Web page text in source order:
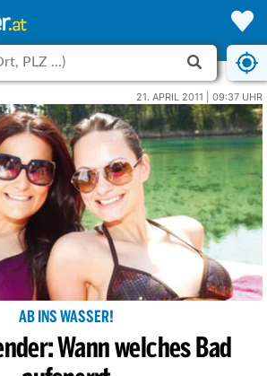
21. APRIL 2011 | 09:37 UHR
AB INS WASSER!
Wann welches Bad